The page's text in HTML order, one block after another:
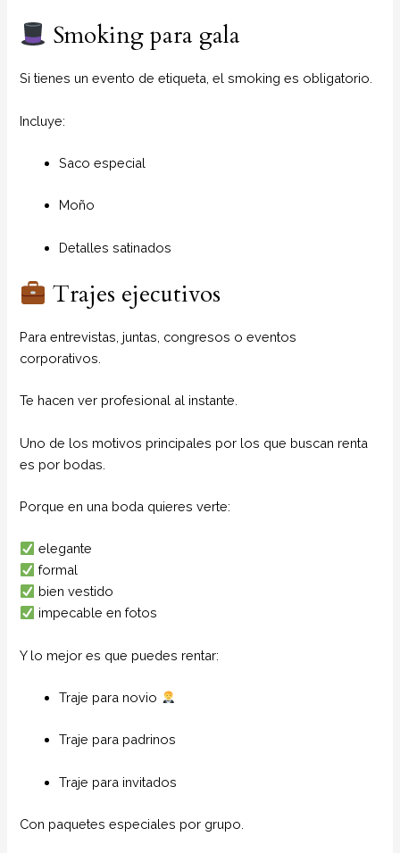
Smoking para gala
Si tienes un evento de etiqueta, el smoking es obligatorio.
Incluye:
Saco especial
Moño
Detalles satinados
Trajes ejecutivos
Para entrevistas, juntas, congresos o eventos
corporativos.
Te hacen ver profesional al instante.
Uno de los motivos principales por los que buscan renta
es por bodas.
Porque en una boda quieres verte:
elegante
formal
bien vestido
impecable en fotos
Y lo mejor es que puedes rentar:
Traje para novio
Traje para padrinos
Traje para invitados
Con paquetes especiales por grupo.